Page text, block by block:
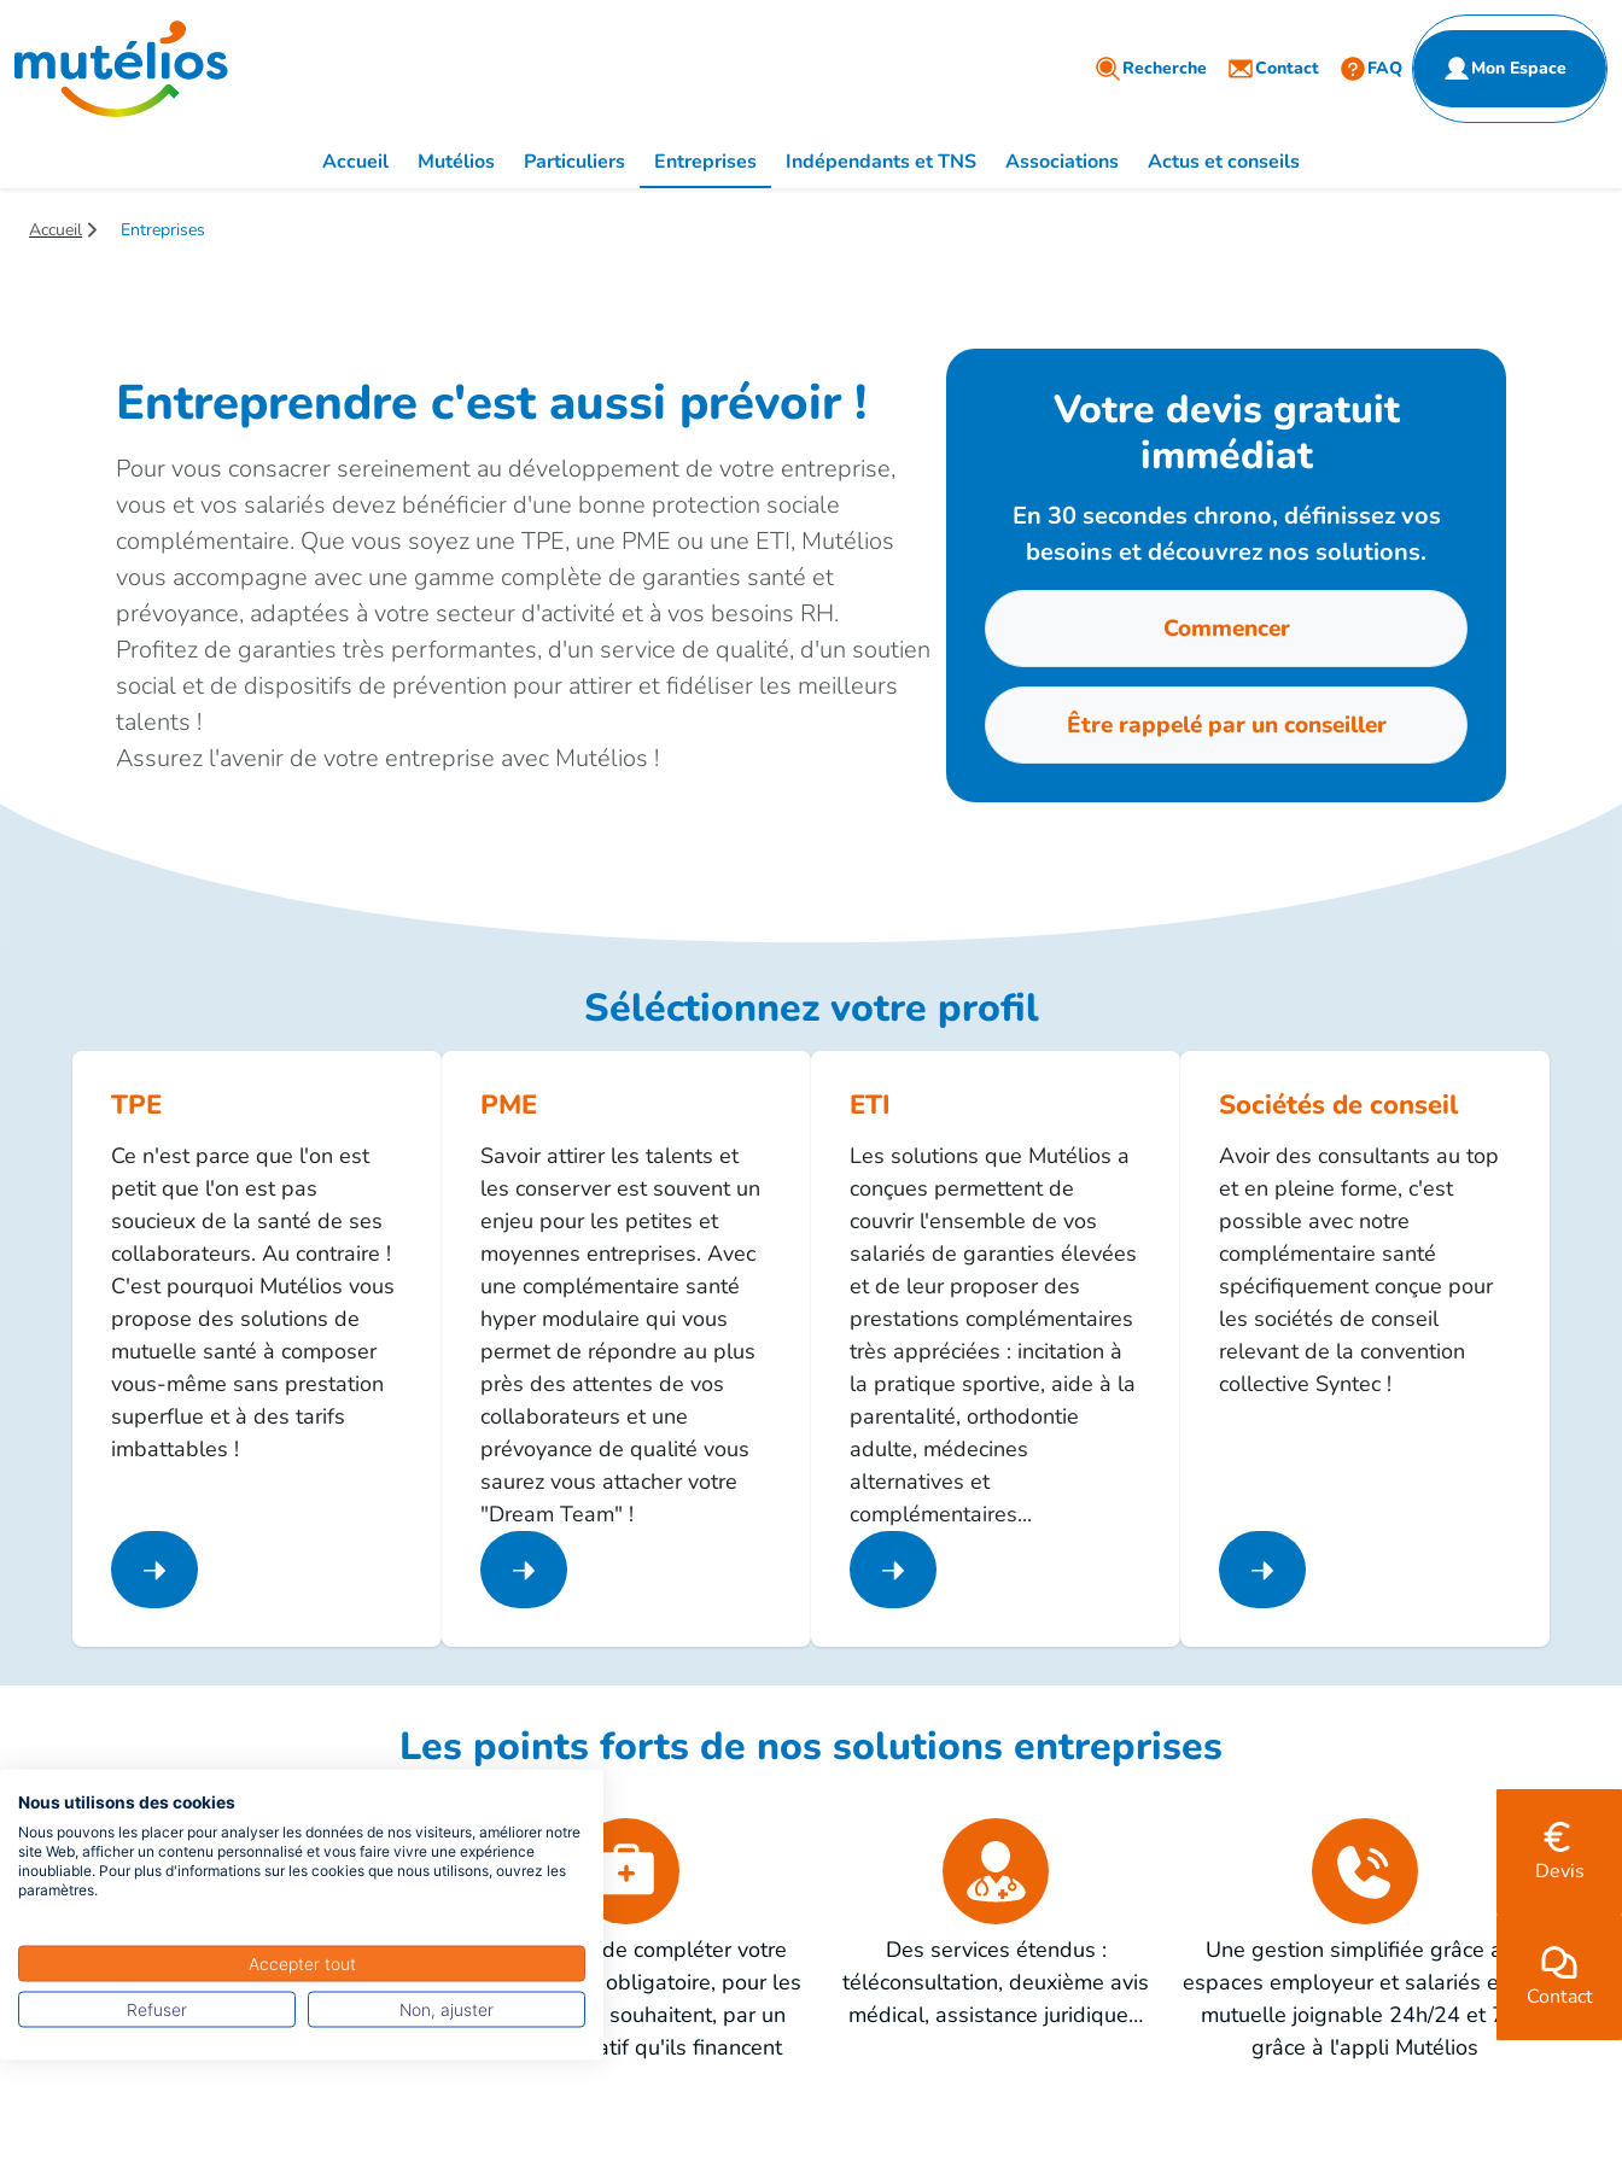
Saut au contenu principal
Recherche Contact FAQ Mon Espace
Particulier Entreprise
Partenaires
de santé
Accueil Mutélios Particuliers Entreprises Indépendants et TNS Associations Actus et conseils
Accueil Entreprises
Devis
Contact
Entreprendre c'est aussi prévoir !
Pour vous consacrer sereinement au développement de votre entreprise,
vous et vos salariés devez bénéficier d'une bonne protection sociale
complémentaire. Que vous soyez une TPE, une PME ou une ETI, Mutélios
vous accompagne avec une gamme complète de garanties santé et
prévoyance, adaptées à votre secteur d'activité et à vos besoins RH.
Profitez de garanties très performantes, d'un service de qualité, d'un soutien
social et de dispositifs de prévention pour attirer et fidéliser les meilleurs
talents !
Assurez l'avenir de votre entreprise avec Mutélios !
Votre devis gratuit
immédiat
En 30 secondes chrono, définissez vos
besoins et découvrez nos solutions.
Commencer
Être rappelé par un conseiller
Séléctionnez votre profil
TPE
​​​​​​Ce n'est parce que l'on est
petit que l'on est pas
soucieux de la santé de ses
collaborateurs. Au contraire !
C'est pourquoi Mutélios vous
propose des solutions de
mutuelle santé à composer
vous-même sans prestation
superflue et à des tarifs
imbattables !
PME
Savoir attirer les talents et
les conserver est souvent un
enjeu pour les petites et
moyennes entreprises. Avec
une complémentaire santé
hyper modulaire qui vous
permet de répondre au plus
près des attentes de vos
collaborateurs et une
prévoyance de qualité vous
saurez vous attacher votre
"Dream Team" !
ETI
Les solutions que Mutélios a
conçues permettent de
couvrir l'ensemble de vos
salariés de garanties élevées
et de leur proposer des
prestations complémentaires
très appréciées : incitation à
la pratique sportive, aide à la
parentalité, orthodontie
adulte, médecines
alternatives et
complémentaires...
Sociétés de conseil
Avoir des consultants au top
et en pleine forme, c'est
possible avec notre
complémentaire santé
spécifiquement conçue pour
les sociétés de conseil
relevant de la convention
collective Syntec !
Les points forts de nos solutions entreprises
Des solutions santé modulaires pour
construire "sur mesure" la
complémentaire santé collective de
La possibilité de compléter votre
contrat collectif obligatoire, pour les
salariés qui le souhaitent, par un
renfort facultatif qu'ils financent
Des services étendus :
téléconsultation, deuxième avis
médical, assistance juridique…
Une gestion simplifiée grâce aux
espaces employeur et salariés et une
mutuelle joignable 24h/24 et 7j/7
grâce à l'appli Mutélios
Nous utilisons des cookies
Nous pouvons les placer pour analyser les données de nos visiteurs, améliorer notre
site Web, afficher un contenu personnalisé et vous faire vivre une expérience
inoubliable. Pour plus d'informations sur les cookies que nous utilisons, ouvrez les
paramètres.
Accepter tout
Refuser Non, ajuster